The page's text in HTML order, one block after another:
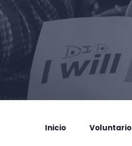
Inicio Voluntario